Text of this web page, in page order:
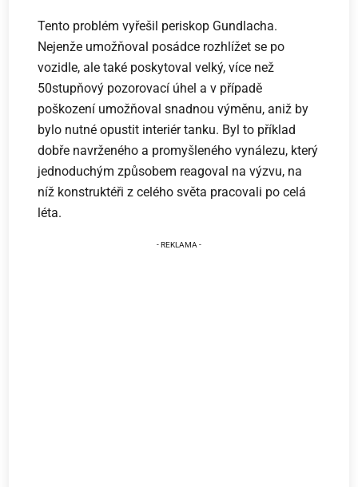
Tento problém vyřešil periskop Gundlacha.
Nejenže umožňoval posádce rozhlížet se po
vozidle, ale také poskytoval velký, více než
50stupňový pozorovací úhel a v případě
poškození umožňoval snadnou výměnu, aniž by
bylo nutné opustit interiér tanku. Byl to příklad
dobře navrženého a promyšleného vynálezu, který
jednoduchým způsobem reagoval na výzvu, na
níž konstruktéři z celého světa pracovali po celá
léta.